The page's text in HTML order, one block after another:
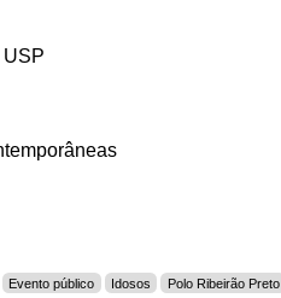
USP
Evento público Idosos Polo Ribeirão Preto